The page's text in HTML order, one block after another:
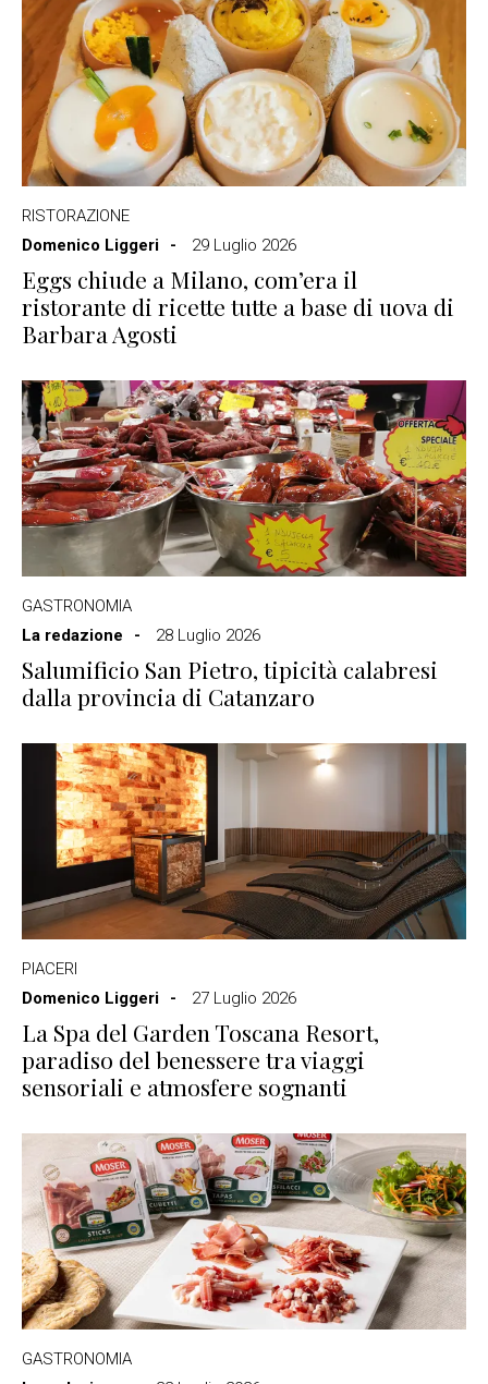
RISTORAZIONE
Domenico Liggeri
29 Luglio 2026
Eggs chiude a Milano, com’era il
ristorante di ricette tutte a base di uova di
Barbara Agosti
GASTRONOMIA
La redazione
28 Luglio 2026
Salumificio San Pietro, tipicità calabresi
dalla provincia di Catanzaro
PIACERI
Domenico Liggeri
27 Luglio 2026
La Spa del Garden Toscana Resort,
paradiso del benessere tra viaggi
sensoriali e atmosfere sognanti
GASTRONOMIA